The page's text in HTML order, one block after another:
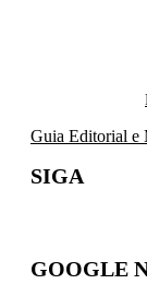
Guia Editorial e
SIGA
GOOGLE